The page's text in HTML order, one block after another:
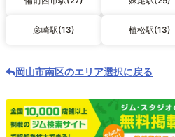
彦崎駅(13) 植松駅(13)
岡山市南区のエリア選択に戻る